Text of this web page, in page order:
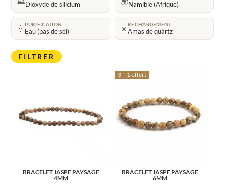
Dioxyde de silicium Namibie (Afrique)
💧PURIFICATION
Eau (pas de sel) ☀️RECHARGEMENT
Amas de quartz
FILTRER
BRACELET JASPE PAYSAGE
4MM
3 + 1 offert
BRACELET JASPE PAYSAGE
6MM